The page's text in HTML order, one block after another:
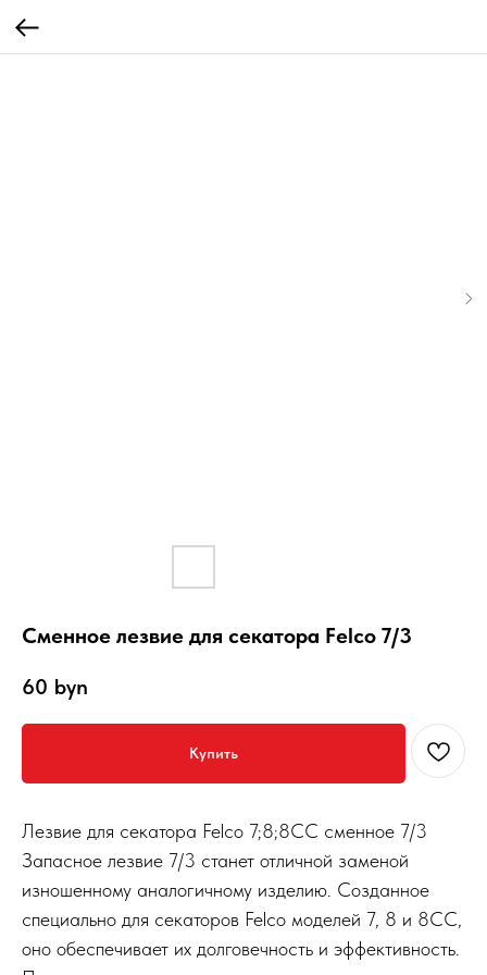
Сменное лезвие для секатора Felco 7/3
60 byn
Купить
Лезвие для секатора Felco 7;8;8СС сменное 7/3
Запасное лезвие 7/3 станет отличной заменой
изношенному аналогичному изделию. Созданное
специально для секаторов Felco моделей 7, 8 и 8СС,
оно обеспечивает их долговечность и эффективность.